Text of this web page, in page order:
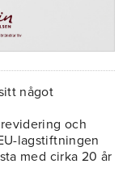
något
och
lagstiftningen
med cirka 20 år